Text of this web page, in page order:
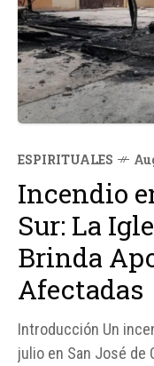
ESPIRITUALES
Incendio
Sur: La
Brinda
Afectadas
Introducción Un
julio en San José de